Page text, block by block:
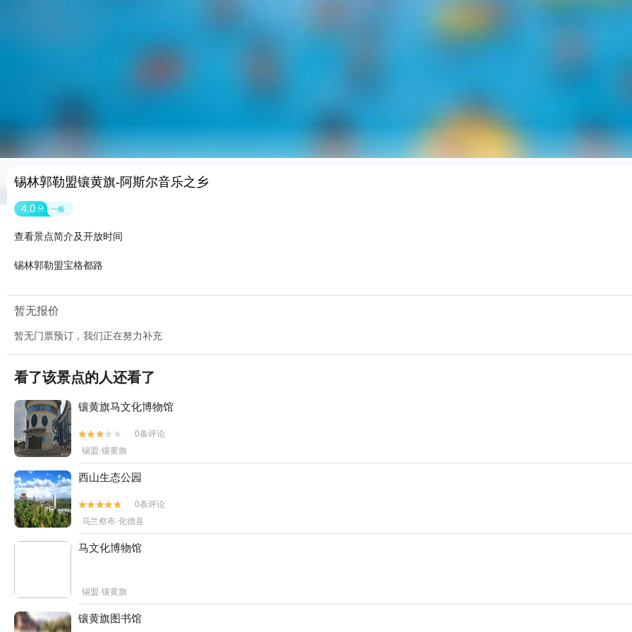
锡林郭勒盟镶黄旗-阿斯尔音乐之乡
4.0 分 一般
查看景点简介及开放时间
锡林郭勒盟宝格都路
暂无报价
暂无门票预订，我们正在努力补充
看了该景点的人还看了
镶黄旗马文化博物馆


0条评论
锡盟·镶黄旗
西山生态公园


0条评论
乌兰察布·化德县
马文化博物馆
锡盟·镶黄旗
镶黄旗图书馆